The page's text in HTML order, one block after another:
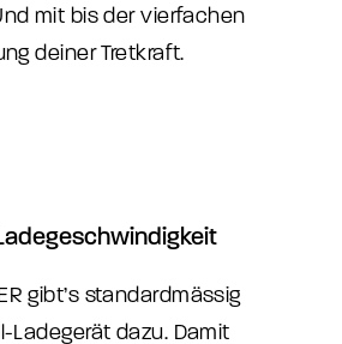
mit bis der vierfachen
deiner Tretkraft.
gibt’s standardmässig
Ladegerät dazu. Damit